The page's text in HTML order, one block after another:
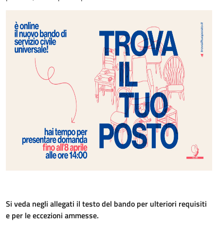
Si veda negli allegati il testo del bando per ulteriori requisiti
e per le eccezioni ammesse.